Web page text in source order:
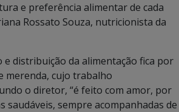
e preferência alimentar de cada
Rossato Souza, nutricionista da
e distribuição da alimentação fica por
merenda, cujo trabalho
o diretor, “é feito com amor, por
saudáveis, sempre acompanhadas de